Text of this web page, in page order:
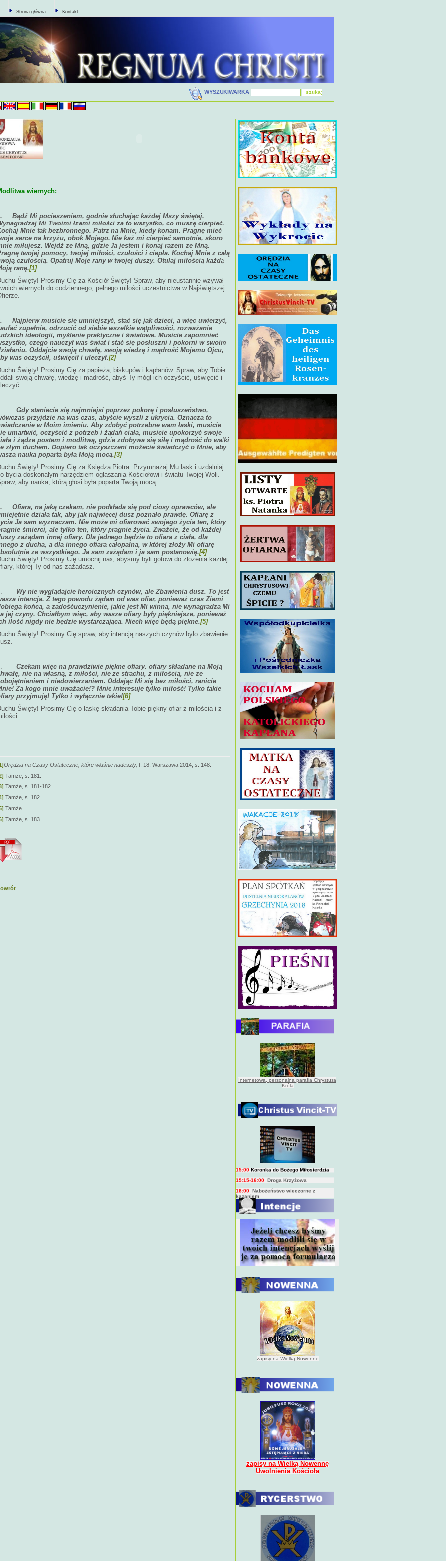
Strona główna Kontakt
WYSZUKIWARKA
wiernych:
Bądź Mi pocieszeniem, godnie słuchając każdej Mszy świętej.
Mi Twoimi łzami miłości za to wszystko, co muszę cierpieć.
Mnie tak bezbronnego. Patrz na Mnie, kiedy konam. Pragnę mieć
serce na krzyżu, obok Mojego. Nie każ mi cierpieć samotnie, skoro
miłujesz. Wejdź ze Mną, gdzie Ja jestem i konaj razem ze Mną.
twojej pomocy, twojej miłości, czułości i ciepła. Kochaj Mnie z całą
czułością. Opatruj Moje rany w twojej duszy. Otulaj miłością każdą
ranę.[1]
Święty! Prosimy Cię za Kościół Święty! Spraw, aby nieustannie wzywał
wiernych do codziennego, pełnego miłości uczestnictwa w Najświętszej
Najpierw musicie się umniejszyć, stać się jak dzieci, a więc uwierzyć,
zupełnie, odrzucić od siebie wszelkie wątpliwości, rozważanie
ideologii, myślenie praktyczne i światowe. Musicie zapomnieć
czego nauczył was świat i stać się posłuszni i pokorni w swoim
Oddajcie swoją chwałę, swoją wiedzę i mądrość Mojemu Ojcu,
was oczyścił, uświęcił i uleczył.[2]
Święty! Prosimy Cię za papieża, biskupów i kapłanów. Spraw, aby Tobie
swoją chwałę, wiedzę i mądrość, abyś Ty mógł ich oczyścić, uświęcić i
Gdy staniecie się najmniejsi poprzez pokorę i posłuszeństwo,
przyjdzie na was czas, abyście wyszli z ukrycia. Oznacza to
w Moim imieniu. Aby zdobyć potrzebne wam łaski, musicie
umartwić, oczyścić z potrzeb i żądań ciała, musicie upokorzyć swoje
i żądze postem i modlitwą, gdzie zdobywa się siłę i mądrość do walki
złym duchem. Dopiero tak oczyszczeni możecie świadczyć o Mnie, aby
nauka poparta była Moją mocą.[3]
Święty! Prosimy Cię za Księdza Piotra. Przymnażaj Mu łask i uzdalniaj
bycia doskonałym narzędziem ogłaszania Kościołowi i światu Twojej Woli.
aby nauka, którą głosi była poparta Twoją mocą.
Ofiara, na jaką czekam, nie podkłada się pod ciosy oprawców, ale
działa tak, aby jak najwięcej dusz poznało prawdę. Ofiarę z
Ja sam wyznaczam. Nie może mi ofiarować swojego życia ten, który
śmierci, ale tylko ten, który pragnie życia. Zważcie, że od każdej
zażądam innej ofiary. Dla jednego będzie to ofiara z ciała, dla
z ducha, a dla innego ofiara całopalna, w której złoży Mi ofiarę
ze wszystkiego. Ja sam zażądam i ja sam postanowię.[4]
Święty! Prosimy Cię umocnij nas, abyśmy byli gotowi do złożenia każdej
której Ty od nas zażądasz.
Wy nie wyglądajcie heroicznych czynów, ale Zbawienia dusz. To jest
intencja. Z tego powodu żądam od was ofiar, ponieważ czas Ziemi
końca, a zadośćuczynienie, jakie jest Mi winna, nie wynagradza Mi
jej czyny. Chciałbym więc, aby wasze ofiary były piękniejsze, ponieważ
ilość nigdy nie będzie wystarczająca. Niech więc będą piękne.[5]
Święty! Prosimy Cię spraw, aby intencją naszych czynów było zbawienie
Czekam więc na prawdziwie piękne ofiary, ofiary składane na Moją
nie na własną, z miłości, nie ze strachu, z miłością, nie ze
i niedowierzaniem. Oddając Mi się bez miłości, ranicie
Za kogo mnie uważacie!? Mnie interesuje tylko miłość! Tylko takie
przyjmuję! Tylko i wyłącznie takie![6]
Święty! Prosimy Cię o łaskę składania Tobie piękny ofiar z miłością i z
Orędzia na Czasy Ostateczne, które właśnie nadeszły, t. 18, Warszawa 2014, s. 148.
Tamże, s. 181.
Tamże, s. 181-182.
Tamże, s. 182.
Tamże.
Tamże, s. 183.
Internetowa, personalna parafia Chrystusa
Króla
BIEŻĄCY PROGRAM TRANSMISJI
BEZPOŚREDNICH(na żywo)
Msza święta
Koronka do Bożego Miłosierdzia
15:15-16:00 Droga Krzyżowa
18:00 Nabożeństwo wieczorne z
kazaniem
10:00
Niedzielna Msza święta w miarę
możliwości ks. Piotra
zapisy na Wielką Nowennę
zapisy na Wielką Nowennę
Uwolnienia Kościoła